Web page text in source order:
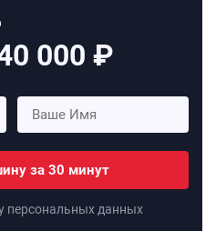
000 ₽
за 30 минут
персональных данных